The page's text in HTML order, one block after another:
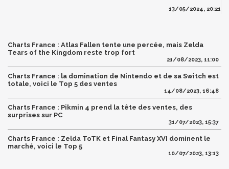
13/05/2024, 20:21
Charts France : Atlas Fallen tente une percée, mais Zelda
Tears of the Kingdom reste trop fort
21/08/2023, 11:00
Charts France : la domination de Nintendo et de sa Switch est
totale, voici le Top 5 des ventes
14/08/2023, 16:48
Charts France : Pikmin 4 prend la tête des ventes, des
surprises sur PC
31/07/2023, 15:37
Charts France : Zelda ToTK et Final Fantasy XVI dominent le
marché, voici le Top 5
10/07/2023, 13:13